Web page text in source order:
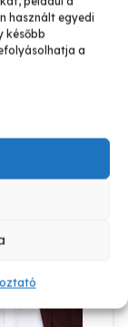
használt egyedi
később
a